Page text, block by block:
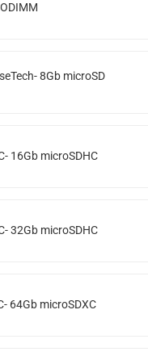
8Gb microSD
16Gb microSDHC
32Gb microSDHC
64Gb microSDXC